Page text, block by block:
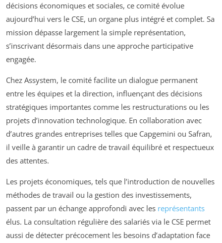
décisions économiques et sociales, ce comité évolue
aujourd’hui vers le CSE, un organe plus intégré et complet. Sa
mission dépasse largement la simple représentation,
s’inscrivant désormais dans une approche participative
engagée.
Chez Assystem, le comité facilite un dialogue permanent
entre les équipes et la direction, influençant des décisions
stratégiques importantes comme les restructurations ou les
projets d’innovation technologique. En collaboration avec
d’autres grandes entreprises telles que Capgemini ou Safran,
il veille à garantir un cadre de travail équilibré et respectueux
des attentes.
Les projets économiques, tels que l’introduction de nouvelles
méthodes de travail ou la gestion des investissements,
passent par un échange approfondi avec les représentants
élus. La consultation régulière des salariés via le CSE permet
aussi de détecter précocement les besoins d’adaptation face